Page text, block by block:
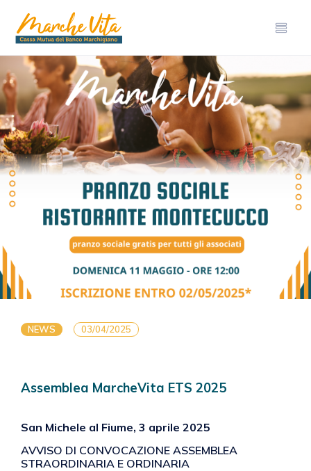
NEWS 03/04/2025
Assemblea MarcheVita ETS 2025
San Michele al Fiume, 3 aprile 2025
AVVISO DI CONVOCAZIONE ASSEMBLEA
STRAORDINARIA E ORDINARIA